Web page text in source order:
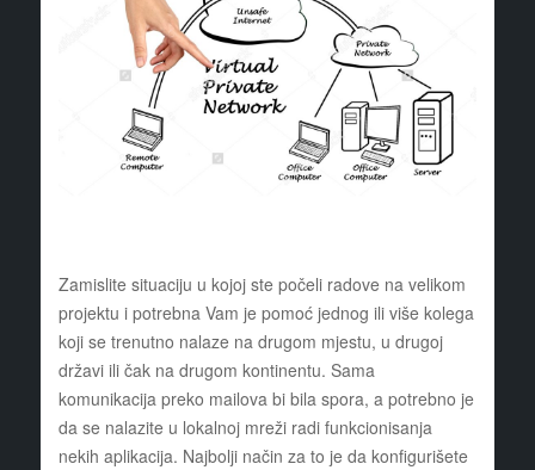
Zamislite situaciju u kojoj ste počeli radove na velikom
projektu i potrebna Vam je pomoć jednog ili više kolega
koji se trenutno nalaze na drugom mjestu, u drugoj
državi ili čak na drugom kontinentu. Sama
komunikacija preko mailova bi bila spora, a potrebno je
da se nalazite u lokalnoj mreži radi funkcionisanja
nekih aplikacija. Najbolji način za to je da konfigurišete